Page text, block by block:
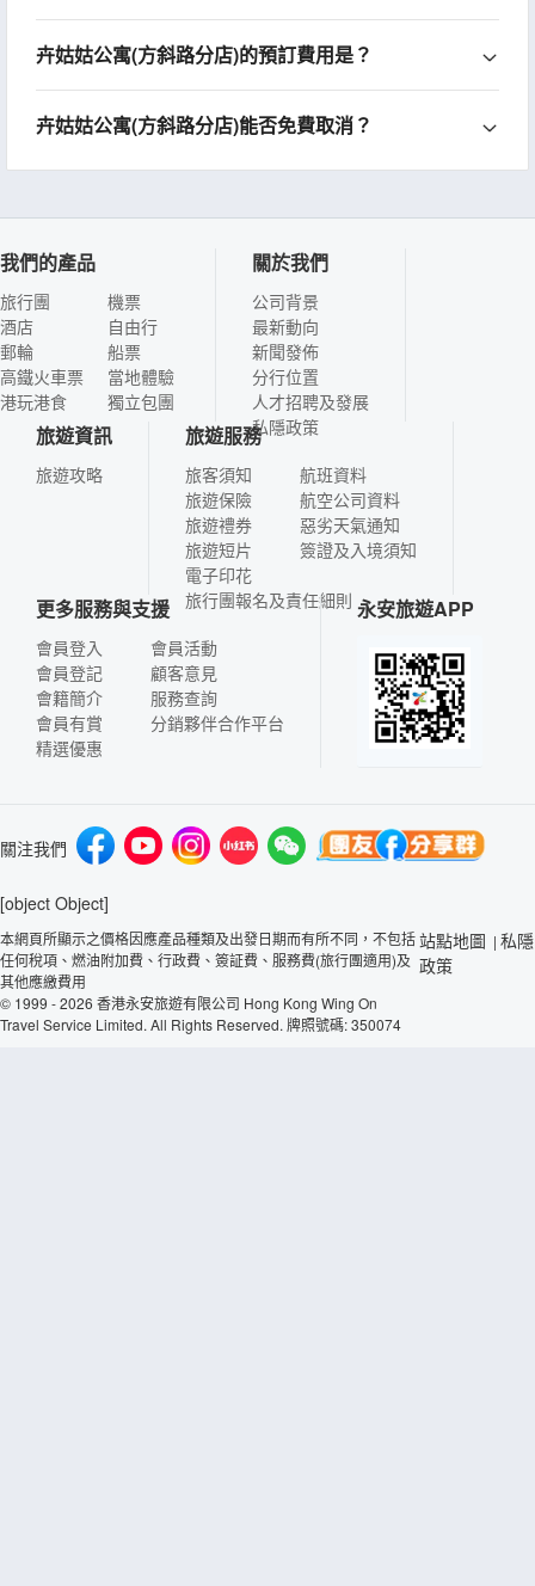
卉姑姑公寓(方斜路分店)的預訂費用是？
卉姑姑公寓(方斜路分店)能否免費取消？
我們的產品
旅行團
酒店
郵輪
高鐵火車票
港玩港食
機票
自由行
船票
當地體驗
獨立包團
關於我們
公司背景
最新動向
新聞發佈
分行位置
人才招聘及發展
私隱政策
旅遊資訊
旅遊攻略
旅遊服務
旅客須知
旅遊保險
旅遊禮券
旅遊短片
電子印花
航班資料
航空公司資料
惡劣天氣通知
簽證及入境須知
旅行團報名及責任細則
更多服務與支援
會員登入
會員登記
會籍簡介
會員有賞
精選優惠
會員活動
顧客意見
服務查詢
分銷夥伴合作平台
永安旅遊APP
關注我們
[object Object]
本網頁所顯示之價格因應產品種類及出發日期而有所不同，不包括
任何稅項、燃油附加費、行政費、簽証費、服務費(旅行團適用)及
其他應繳費用
© 1999 - 2026 香港永安旅遊有限公司 Hong Kong Wing On
Travel Service Limited. All Rights Reserved. 牌照號碼: 350074
站點地圖 | 私隱
政策